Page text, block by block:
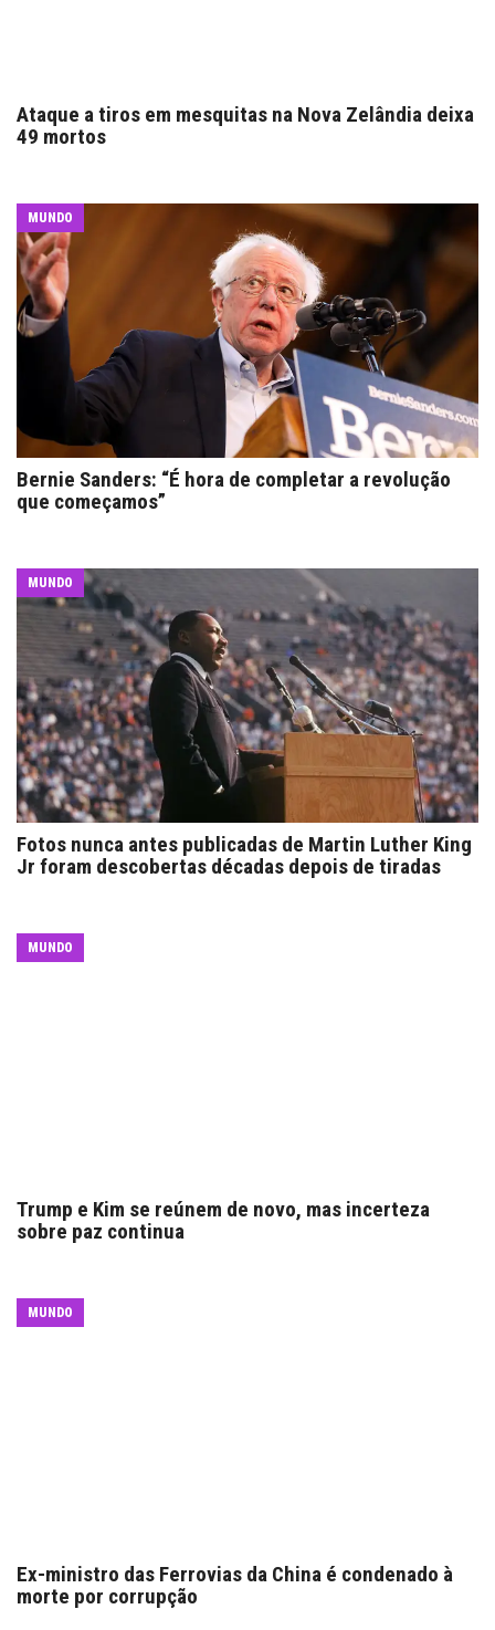
Ataque a tiros em mesquitas na Nova Zelândia deixa
49 mortos
MUNDO
Bernie Sanders: “É hora de completar a revolução
que começamos”
MUNDO
Fotos nunca antes publicadas de Martin Luther King
Jr foram descobertas décadas depois de tiradas
MUNDO
Trump e Kim se reúnem de novo, mas incerteza
sobre paz continua
MUNDO
Ex-ministro das Ferrovias da China é condenado à
morte por corrupção